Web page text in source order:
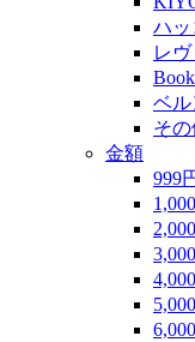
ハッ
レ
ベル
そ
金額
999